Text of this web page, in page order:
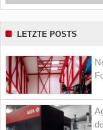
LETZTE POSTS